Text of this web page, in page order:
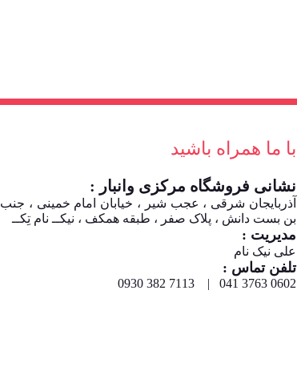
با ما همراه باشید
نشانی فروشگاه مرکزی وانبار :
آذربایجان شرقی ، عجب شیر ، خیابان امام خمینی ، جنب
بن بست دانش ، پلاک صفر ، طبقه همکف ، نیکــ نام تِکــ
مدیریت :
علی نیک نام
تلفن تماس :
0602 3763 041 | 7113 382 0930